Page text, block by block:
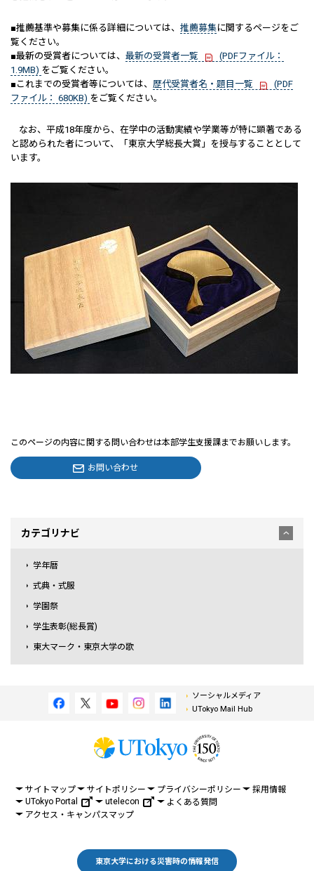
■推薦基準や募集に係る詳細については、 推薦募集に関するページをご
覧ください。
■最新の受賞者については、 最新の受賞者一覧
(PDFファイル：
1.9MB) をご覧ください。
■これまでの受賞者等については、 歴代受賞者名・題目一覧
(PDF
ファイル： 680KB) をご覧ください。
なお、平成18年度から、在学中の活動実績や学業等が特に顕著である
と認められた者について、「東京大学総長大賞」を授与することとして
います。
このページの内容に関する問い合わせは本部学生支援課までお願いします。
お問い合わせ
カテゴリナビ
学年暦
式典・式服
学園祭
学生表彰(総長賞)
東大マーク・東京大学の歌
ソーシャルメディア
UTokyo Mail Hub
サイトマップ サイトポリシー プライバシーポリシー
採用情報
UTokyo Portal
utelecon
よくある質問
アクセス・キャンパスマップ
東京大学における災害時の情報発信